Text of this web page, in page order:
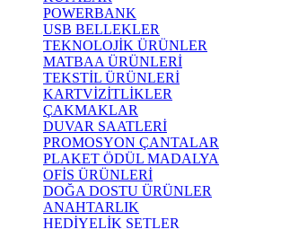
POWERBANK
USB BELLEKLER
TEKNOLOJİK ÜRÜNLER
MATBAA ÜRÜNLERİ
TEKSTİL ÜRÜNLERİ
KARTVİZİTLİKLER
ÇAKMAKLAR
DUVAR SAATLERİ
PROMOSYON ÇANTALAR
PLAKET ÖDÜL MADALYA
OFİS ÜRÜNLERİ
DOĞA DOSTU ÜRÜNLER
ANAHTARLIK
HEDİYELİK SETLER